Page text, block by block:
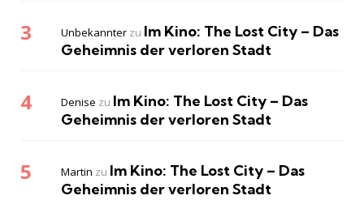
Unbekannter zu Im Kino: The Lost City – Das
Geheimnis der verloren Stadt
Denise zu Im Kino: The Lost City – Das
Geheimnis der verloren Stadt
Martin zu Im Kino: The Lost City – Das
Geheimnis der verloren Stadt